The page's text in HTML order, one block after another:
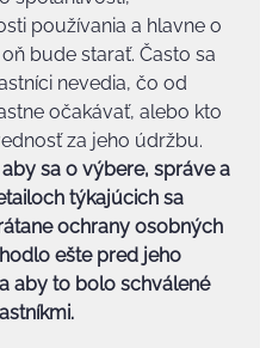
používania a hlavne o
bude starať. Často sa
nevedia, čo od
očakávať, alebo kto
za jeho údržbu.
sa o výbere, správe a
týkajúcich sa
ochrany osobných
ešte pred jeho
aby to bolo schválené